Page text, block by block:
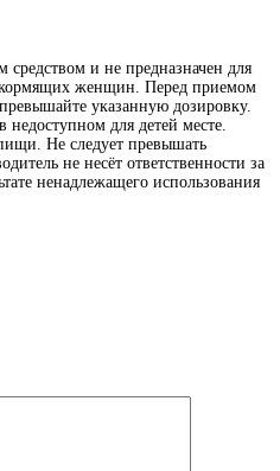
средством и не предназначен для
женщин. Перед приемом
указанную дозировку.
для детей месте.
Не следует превышать
не несёт ответственности за
ненадлежащего использования